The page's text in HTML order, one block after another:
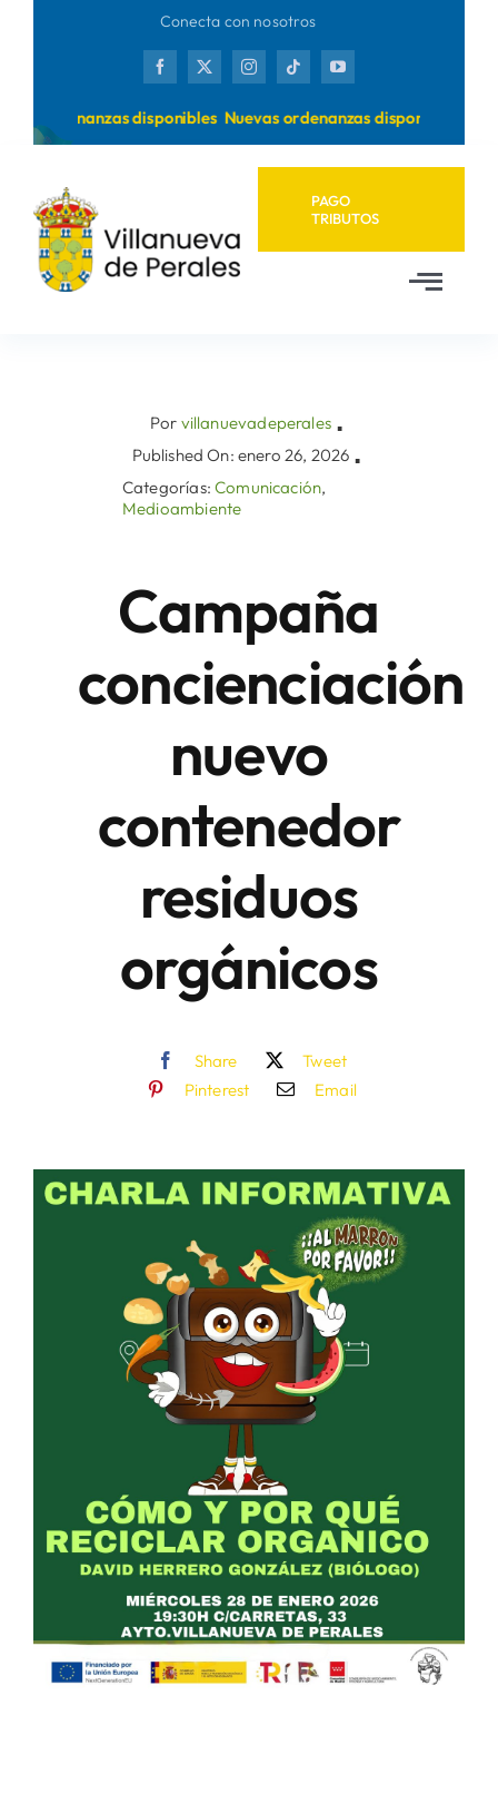
Conecta con nosotros
ordenanzas disponibles Nuevas ordenanzas disponibles
PAGO
TRIBUTOS
Ayuntamiento
Sede Electrónica
Por villanuevadeperales ▪
Published On: enero 26, 2026 ▪
Categorías:Comunicación,
Medioambiente
Campaña
concienciación
nuevo
contenedor
residuos
orgánicos
Share
Tweet
Pinterest
Email